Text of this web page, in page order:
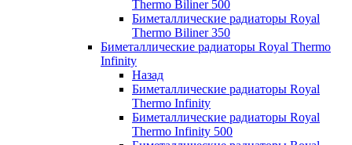
Thermo Biliner 500
Биметаллические радиаторы Royal
Thermo Biliner 350
Биметаллические радиаторы Royal Thermo
Infinity
Назад
Биметаллические радиаторы Royal
Thermo Infinity
Биметаллические радиаторы Royal
Thermo Infinity 500